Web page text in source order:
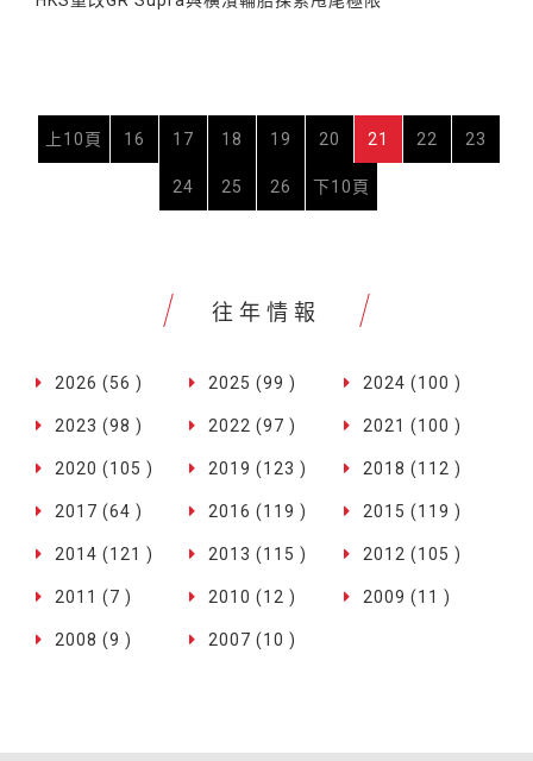
上10頁 16 17 18 19 20 21 22 23
24 25 26 下10頁
往年情報
2026 (56 ) 2025 (99 ) 2024 (100 )
2023 (98 ) 2022 (97 ) 2021 (100 )
2020 (105 ) 2019 (123 ) 2018 (112 )
2017 (64 ) 2016 (119 ) 2015 (119 )
2014 (121 ) 2013 (115 ) 2012 (105 )
2011 (7 ) 2010 (12 ) 2009 (11 )
2008 (9 ) 2007 (10 )